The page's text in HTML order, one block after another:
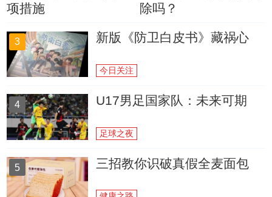
项措施
除吗？
3 新版《防卫白皮书》藏祸心
今日关注
4 U17男足国家队：未来可期
足球之夜
5 三招教你识破真假全麦面包